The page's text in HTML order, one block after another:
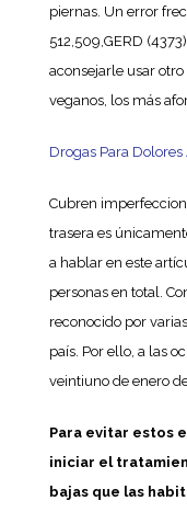
piernas. Un error
512,509,GERD
aconsejarle usar
veganos, los más
Drogas Para
Cubren
trasera es
a hablar en este
personas en total.
reconocido por
país. Por ello, a las
veintiuno de enero
Para evitar estos
iniciar el
bajas que las